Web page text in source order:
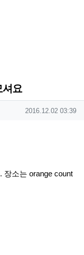
셔요
작성일
2016.12.02 03:39
장소는 orange count